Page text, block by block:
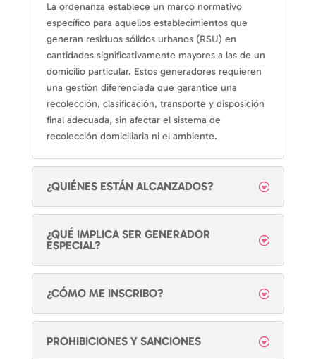
La ordenanza establece un marco normativo
específico para aquellos establecimientos que
generan residuos sólidos urbanos (RSU) en
cantidades significativamente mayores a las de un
domicilio particular. Estos generadores requieren
una gestión diferenciada que garantice una
recolección, clasificación, transporte y disposición
final adecuada, sin afectar el sistema de
recolección domiciliaria ni el ambiente.
¿QUIÉNES ESTÁN ALCANZADOS?
¿QUÉ IMPLICA SER GENERADOR
ESPECIAL?
¿CÓMO ME INSCRIBO?
PROHIBICIONES Y SANCIONES